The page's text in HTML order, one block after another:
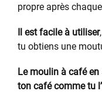
propre après
Il est facile à utiliser
tu obtiens une
Le moulin à café
ton café comme tu